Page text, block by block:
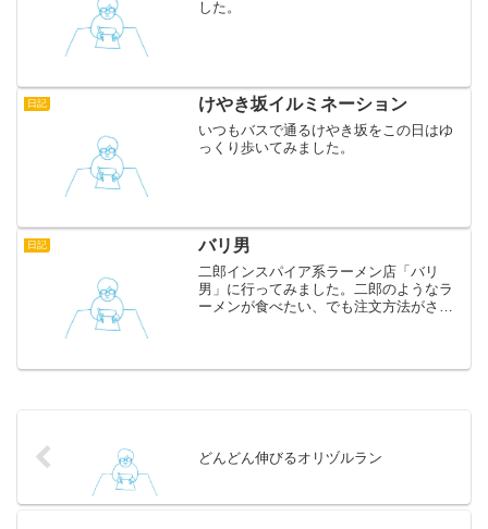
した。
日記 けやき坂イルミネーション
いつもバスで通るけやき坂をこの日はゆ
っくり歩いてみました。
日記 バリ男
二郎インスパイア系ラーメン店「バリ
男」に行ってみました。二郎のようなラ
ーメンが食べたい、でも注文方法がさっ
し「バリ娘ちゃん」という麺少...
どんどん伸びるオリヅルラン